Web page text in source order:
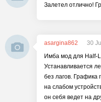
Залетел отлично!
asargina862
30
Имба мод для Half-
Устанавливается
без лагов. Графика
на слабом
он себя ведет на